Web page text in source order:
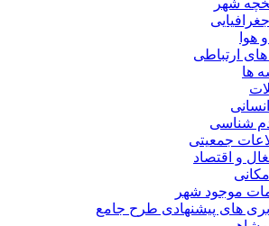
شهر
هوا
های ارتباطی
ها
شناسی
جمعیتی
و اقتصاد
موجود شهر
های پیشنهادی طرح جامع